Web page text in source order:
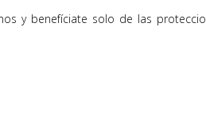
y benefíciate solo de las